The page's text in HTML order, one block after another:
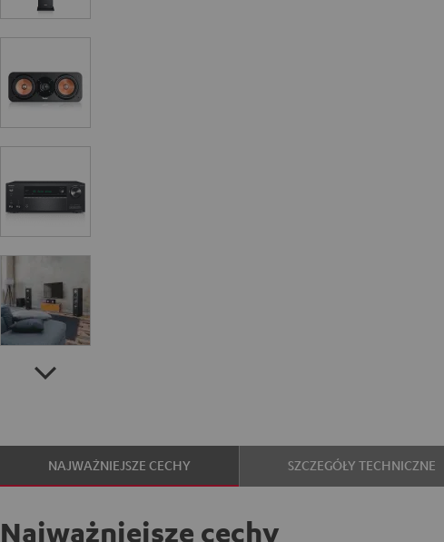
NAJWAŻNIEJSZE CECHY SZCZEGÓŁY TECHNICZNE
Najważniejsze cechy